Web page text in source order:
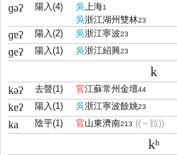
ɡəʔ 陽入(4) 吳 上海1
吳浙江湖州雙林23
ɡɐʔ 陽入(2) 吳浙江寧波23
ɡeʔ 陽入(1) 吳浙江紹興23
k
kəʔ 去聲(1) 官江蘇常州金壇44
kɐʔ 陽入(1) 吳浙江寧波餘姚23
ka 陰平(1) 官山東濟南213 ((～拉))
kʰ